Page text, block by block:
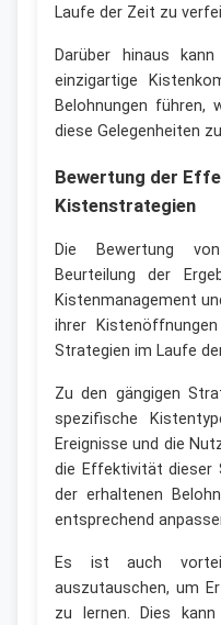
Laufe der Zeit zu
Darüber hinaus
einzigartige
Belohnungen
diese Gelegenheiten
Bewertung der
Kistenstrategien
Die Bewertung
Beurteilung der
Kistenmanagement
ihrer
Strategien im Laufe
Zu den gängigen
spezifische
Ereignisse und die
die Effektivität dieser
der erhaltenen
entsprechend
Es ist auch
auszutauschen, um
zu lernen. Dies